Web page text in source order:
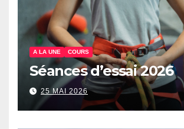
A LA UNE COURS
Séances d’essai 2026
25 MAI 2026